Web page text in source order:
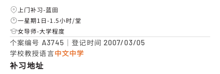
上门补习-蓝田
一星期1日-1.5小时/堂
女导师-大学程度
个案编号 A3745 ｜登记时间 2007/03/05
学校教授语言中文中学
补习地址